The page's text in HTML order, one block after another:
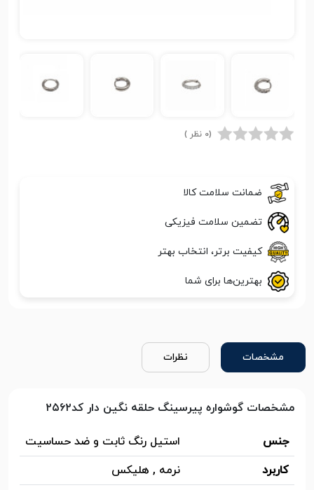
(0 نظر )
ضمانت سلامت کالا
تضمین سلامت فیزیکی
کیفیت برتر، انتخاب بهتر
بهترین‌ها برای شما
مشخصات نظرات
مشخصات گوشواره پیرسینگ حلقه نگین دار کد۲۵۶۲
جنس
استیل رنگ ثابت و ضد حساسیت
کاربرد
نرمه , هلیکس